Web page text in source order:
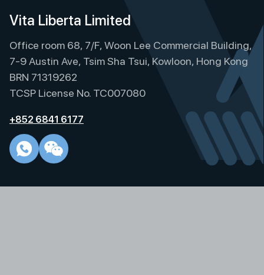
Vita Liberta Limited
Office room 68, 7/F, Woon Lee Commercial Building,
7-9 Austin Ave, Tsim Sha Tsui, Kowloon, Hong Kong
BRN 71319262
TCSP License No. TC007080
+852 6841 6177